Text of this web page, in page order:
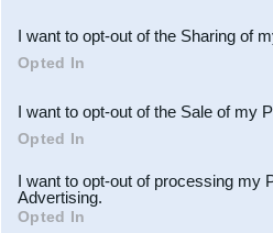
Downstream Participants
third parties.
I want to opt-out of the Sharing of
Opted In
I want to opt-out of the Sale of my
Opted In
I want to opt-out of processing my
Advertising.
Opted In